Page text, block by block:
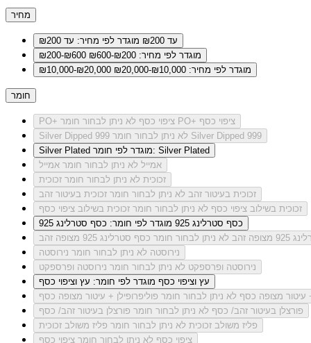
מחיר
עד ₪200
מוגדר לפי מחיר: עד ₪200
₪200-₪600
מוגדר לפי מחיר: ₪200-₪600
₪10,000-₪20,000
מוגדר לפי מחיר: ₪10,000-₪20,000
חומר
PO+ ציפוי כסף
לא ניתן לבחור חומר PO+ ציפוי כסף
Silver Dipped 999
לא ניתן לבחור חומר Silver Dipped 999
Silver Plated
מוגדר לפי חומר: Silver Plated
אמייל לא ניתן לבחור חומר אמייל
זכוכית לא ניתן לבחור חומר זכוכית
זכוכית בעיטור זהב לא ניתן לבחור חומר זכוכית בעיטור זהב
זכוכית בשילוב ציפוי כסף לא ניתן לבחור חומר זכוכית בשילוב ציפוי כסף
כסף סטרלינג 925
מוגדר לפי חומר: כסף סטרלינג 925
זהב
לא ניתן לבחור חומר כסף סטרלינג 925 מצופה זהב
נירוסטה לא ניתן לבחור חומר נירוסטה
נירוסטה ופרספקט לא ניתן לבחור חומר נירוסטה ופרספקט
עץ וציפוי כסף מוגדר לפי חומר: עץ וציפוי כסף
עיטור מצופה כסף לא ניתן לבחור חומר פוליפרופילן + עיטור מצופה כסף
פורצלן בעיטור זהב/ כסף לא ניתן לבחור חומר פורצלן בעיטור זהב/ כסף
פליז משולב זכוכית לא ניתן לבחור חומר פליז משולב זכוכית
ציפוי כסף לא ניתן לבחור חומר ציפוי כסף